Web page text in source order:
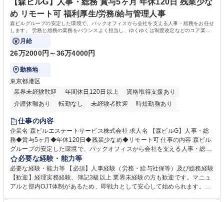
【森ビルG】人事・総務 賞与5ヶ月 年休120日 残業少な
め リモート可 福利厚生/労務/給与管理人事
森ビルグループの安定した環境で、バックオフィスから会社を支える人事・総務をお任せ
します。 労務と総務の業務をバランスよく担当し、ゆくゆくは制度改定などのコア業務
にも挑戦できる、やりがいある環境です。
月給
26万2000円～36万4000円
勤務地
東京都港区
業界未経験歓迎
年間休日120日以上
資格取得支援あり
介護休暇あり
転勤なし 未経験者歓迎
時短勤務あり
経験者歓迎
完全週休2日制
交通費支給 長期歓迎 駅近5分以内 土日祝休み
仕事の内容
企業名 森ビルエステートサービス株式会社 求人名 【森ビルG】人事・総
務◆賞与5ヶ月◆年休120日◆残業少なめ◆リモート可 仕事の内容 森ビル
グループの安定した環境で、バックオフィスから会社を支える人事・総務
をお任せします。 労務と総務の業務をバランスよく担当し、ゆくゆくは制
度改定などのコア業務にも挑戦できる、やりがいある環境です。 ■勤怠管
理、給与計算、社会保険手続き、年末調整等の労務管理全般 ■入退社手続
き、社内規定の改定や人事制度改定などのコア業務 ■社内イベントの企画
必要な経験・能力等
必要な経験・能力等 【必須】人事経験（労務・給与社保等）及び総務経験
【歓迎】経理実務経験、簿記3級以上 業界未経験の方も歓迎です。マニュ
アルと部内OJT体制があるため、即戦力として安心して始められます。